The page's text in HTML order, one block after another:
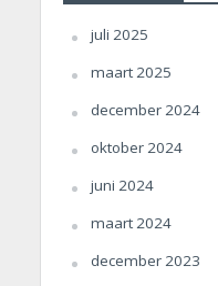
juli 2025
maart 2025
december 2024
oktober 2024
juni 2024
maart 2024
december 2023